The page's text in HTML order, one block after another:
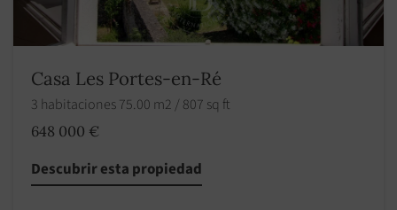
Casa Les Portes-en-Ré
3 habitaciones 75.00 m2 / 807 sq ft
648 000 €
Descubrir esta propiedad